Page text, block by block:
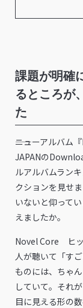
課題が明確
るところが
た
――ニューアルバ
JAPANの
ルアルバムラン
クションを見せ
いないと仰って
えましたか。
Novel Core ヒッ
人が聴いて「す
ものには、ちゃ
していて。それ
目に見える形の